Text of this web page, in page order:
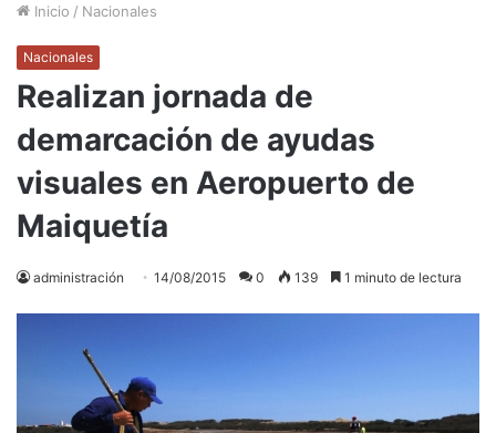
Inicio / Nacionales
Nacionales
Realizan jornada de
demarcación de ayudas
visuales en Aeropuerto de
Maiquetía
administración 14/08/2015 0 139 1 minuto de lectura